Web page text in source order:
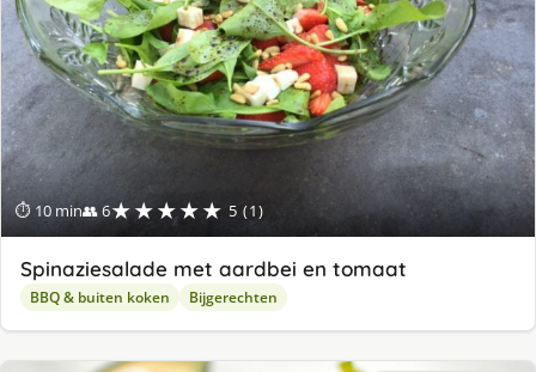
⏱ 10 min👥 6★★★★★ 5 (1)
Spinaziesalade met aardbei en tomaat
BBQ & buiten koken Bijgerechten